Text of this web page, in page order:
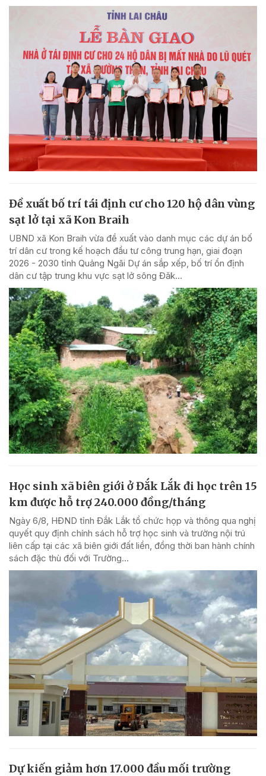
Đề xuất bố trí tái định cư cho 120 hộ dân vùng
sạt lở tại xã Kon Braih
UBND xã Kon Braih vừa đề xuất vào danh mục các dự án bố
trí dân cư trong kế hoạch đầu tư công trung hạn, giai đoạn
2026 - 2030 tỉnh Quảng Ngãi Dự án sắp xếp, bố trí ổn định
dân cư tập trung khu vực sạt lở sông Đăk...
Học sinh xã biên giới ở Đắk Lắk đi học trên 15
km được hỗ trợ 240.000 đồng/tháng
Ngày 6/8, HĐND tỉnh Đắk Lắk tổ chức họp và thông qua nghị
quyết quy định chính sách hỗ trợ học sinh và trường nội trú
liên cấp tại các xã biên giới đất liền, đồng thời ban hành chính
sách đặc thù đối với Trường...
Dự kiến giảm hơn 17.000 đầu mối trường